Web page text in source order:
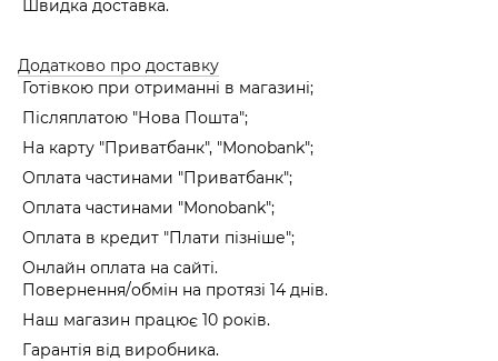
Швидка доставка.
Додатково про доставку
Готівкою при отриманні в магазині;
Післяплатою "Нова Пошта";
На карту "Приватбанк", "Monobank";
Оплата частинами "Приватбанк";
Оплата частинами "Monobank";
Оплата в кредит "Плати пізніше";
Онлайн оплата на сайті.
Повернення/обмін на протязі 14 днів.
Наш магазин працює 10 років.
Гарантія від виробника.